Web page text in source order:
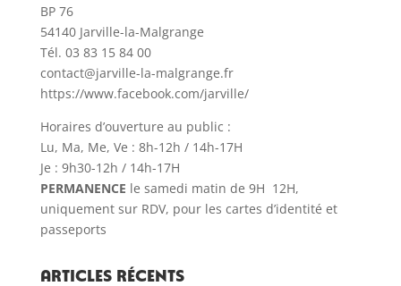
BP 76
54140 Jarville-la-Malgrange
Tél. 03 83 15 84 00
contact@jarville-la-malgrange.fr
https://www.facebook.com/jarville/
Horaires d’ouverture au public :
Lu, Ma, Me, Ve : 8h-12h / 14h-17H
Je : 9h30-12h / 14h-17H
PERMANENCE le samedi matin de 9H 12H,
uniquement sur RDV, pour les cartes d’identité et
passeports
Articles récents